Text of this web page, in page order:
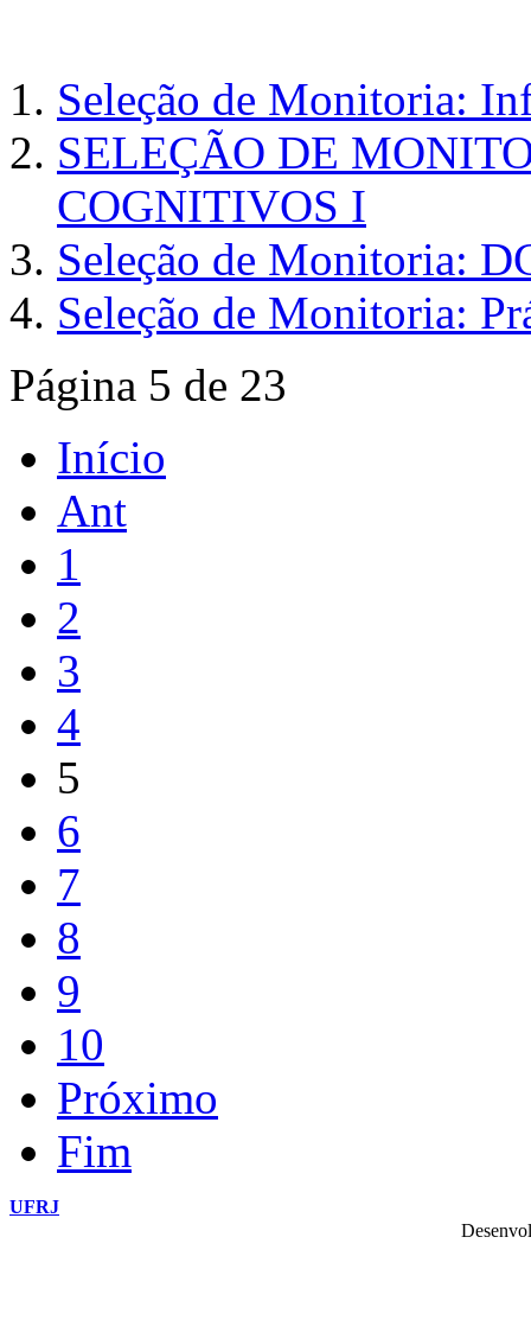
Seleção de Monitoria:
SELEÇÃO DE
COGNITIVOS I
Seleção de Monitoria:
Seleção de Monitoria:
Página 5 de 23
Início
Ant
1
2
3
4
5
6
7
8
9
10
Próximo
Fim
UFRJ